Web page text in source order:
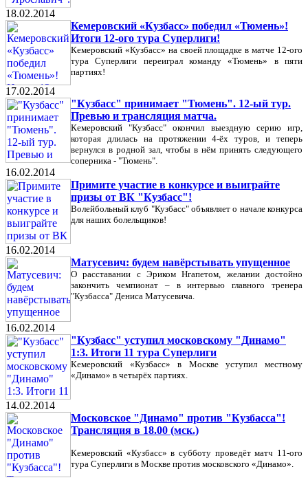
18.02.2014
Кемеровский «Кузбасс» победил «Тюмень»!
Итоги 12-ого тура Суперлиги!
Кемеровский «Кузбасс» на своей площадке в матче 12-ого
тура Суперлиги переиграл команду «Тюмень» в пяти
партиях!
17.02.2014
"Кузбасс" принимает "Тюмень". 12-ый тур.
Превью и трансляция матча.
Кемеровский "Кузбасс" окончил выездную серию игр,
которая длилась на протяжении 4-ёх туров, и теперь
вернулся в родной зал, чтобы в нём принять следующего
соперника - "Тюмень".
16.02.2014
Примите участие в конкурсе и выиграйте
призы от ВК "Кузбасс"!
Волейбольный клуб "Кузбасс" объявляет о начале конкурса
для наших болельщиков!
16.02.2014
Матусевич: будем навёрстывать упущенное
О расставании с Эриком Нгапетом, желании достойно
закончить чемпионат – в интервью главного тренера
"Кузбасса" Дениса Матусевича.
16.02.2014
"Кузбасс" уступил московскому "Динамо"
1:3. Итоги 11 тура Суперлиги
Кемеровский «Кузбасс» в Москве уступил местному
«Динамо» в четырёх партиях.
14.02.2014
Московское "Динамо" против "Кузбасса"!
Трансляция в 18.00 (мск.)
Кемеровский «Кузбасс» в субботу проведёт матч 11-ого
тура Суперлиги в Москве против московского «Динамо».